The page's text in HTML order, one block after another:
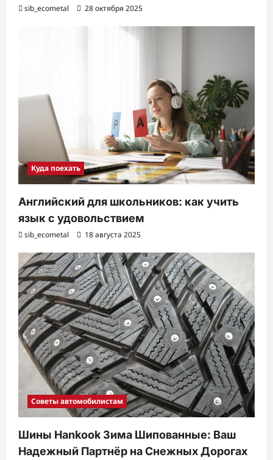
sib_ecometal 28 октября 2025
Куда поехать
Английский для школьников: как учить
язык с удовольствием
sib_ecometal 18 августа 2025
Советы автомобилистам
Шины Hankook Зима Шипованные: Ваш
Надежный Партнёр на Снежных Дорогах